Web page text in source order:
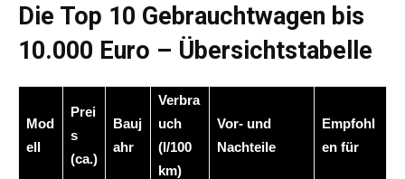
Die Top 10 Gebrauchtwagen bis
10.000 Euro – Übersichtstabelle
Mod
ell
Prei
s
(ca.)
Bauj
ahr
Verbra
uch
(l/100
km)
Vor- und
Nachteile
Empfohl
en für